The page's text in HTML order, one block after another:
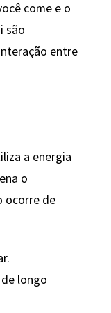
come e o
são
entre
a energia
o
ocorre de
longo